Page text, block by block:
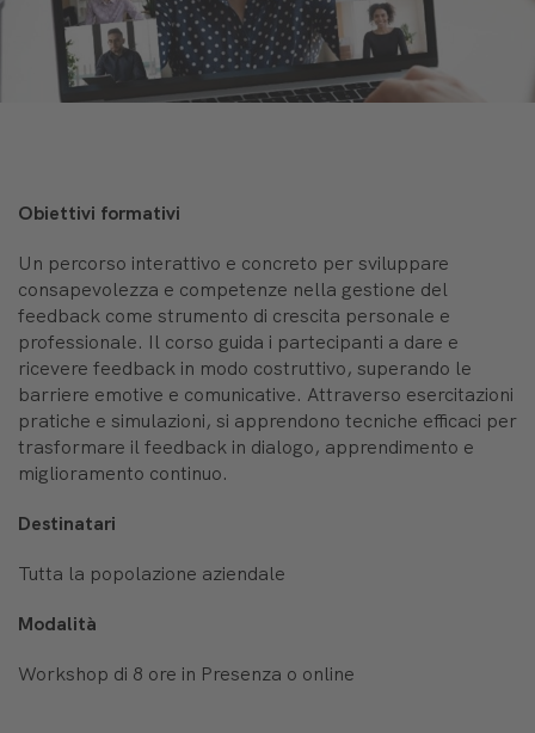
Obiettivi formativi
Un percorso interattivo e concreto per sviluppare
consapevolezza e competenze nella gestione del
feedback come strumento di crescita personale e
professionale. Il corso guida i partecipanti a dare e
ricevere feedback in modo costruttivo, superando le
barriere emotive e comunicative. Attraverso esercitazioni
pratiche e simulazioni, si apprendono tecniche efficaci per
trasformare il feedback in dialogo, apprendimento e
miglioramento continuo.
Destinatari
Tutta la popolazione aziendale
Modalità
Workshop di 8 ore in Presenza o online